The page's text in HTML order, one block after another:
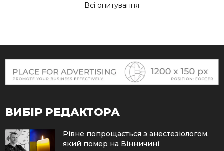
Всі опитування
ВИБІР РЕДАКТОРА
Рівне попрощається з анестезіологом,
який помер на Вінничині